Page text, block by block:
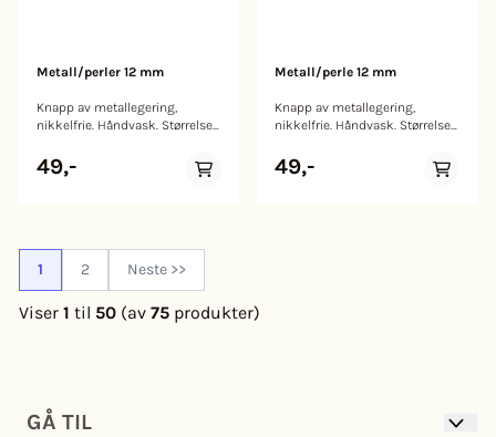
Metall/perler 12 mm
Knapp av metallegering,
nikkelfrie. Håndvask. Størrelse:
49,-
Metall/perle 12 mm
Knapp av metallegering,
nikkelfrie. Håndvask. Størrelse:
49,-
1 2 Neste >>
Viser 1 til 50(av 75produkter)
GÅ TIL